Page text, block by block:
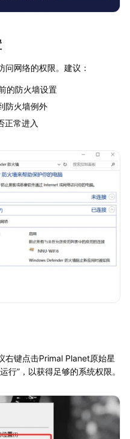
网络的权限。建议：
的防火墙设置
防火墙例外
正常进入
右键点击Primal Planet原始星
行”，以获得足够的系统权限。